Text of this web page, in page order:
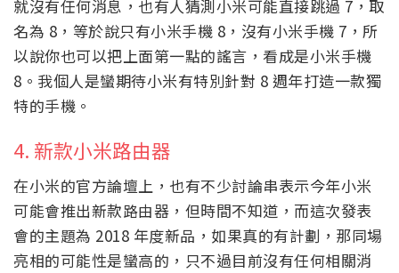
就沒有任何消息，也有人猜測小米可能直接跳過 7，取
名為 8，等於說只有小米手機 8，沒有小米手機 7，所
以說你也可以把上面第一點的謠言，看成是小米手機
8。我個人是蠻期待小米有特別針對 8 週年打造一款獨
特的手機。
4. 新款小米路由器
在小米的官方論壇上，也有不少討論串表示今年小米
可能會推出新款路由器，但時間不知道，而這次發表
會的主題為 2018 年度新品，如果真的有計劃，那同場
亮相的可能性是蠻高的，只不過目前沒有任何相關消